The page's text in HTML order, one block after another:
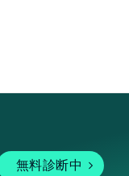
無料診断中